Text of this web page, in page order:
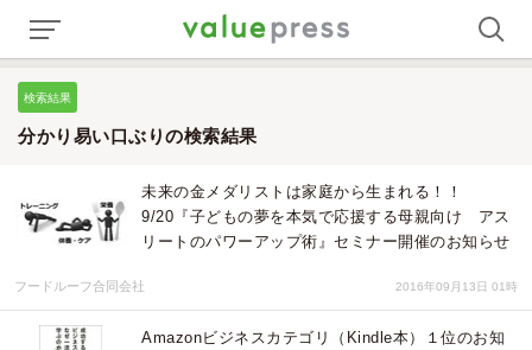
検索結果
分かり易い口ぶりの検索結果
未来の金メダリストは家庭から生まれる！！
9/20『子どもの夢を本気で応援する母親向け アス
リートのパワーアップ術』セミナー開催のお知らせ
フードルーフ合同会社 2016年09月13日 01時
Amazonビジネスカテゴリ（Kindle本）１位のお知